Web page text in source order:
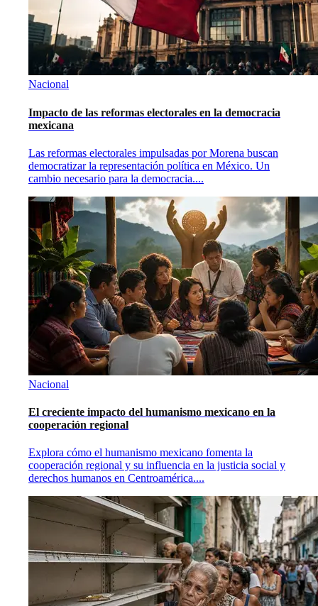
Nacional
Impacto de las reformas electorales en la democracia
mexicana
Las reformas electorales impulsadas por Morena buscan
democratizar la representación política en México. Un
cambio necesario para la democracia....
Nacional
El creciente impacto del humanismo mexicano en la
cooperación regional
Explora cómo el humanismo mexicano fomenta la
cooperación regional y su influencia en la justicia social y
derechos humanos en Centroamérica....